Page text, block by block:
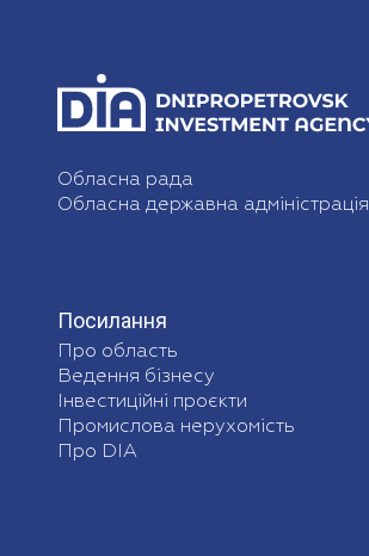
Обласна рада
Обласна державна адміністрація
Посилання
Про область
Ведення бізнесу
Інвестиційні проєкти
Промислова нерухомість
Про DIA